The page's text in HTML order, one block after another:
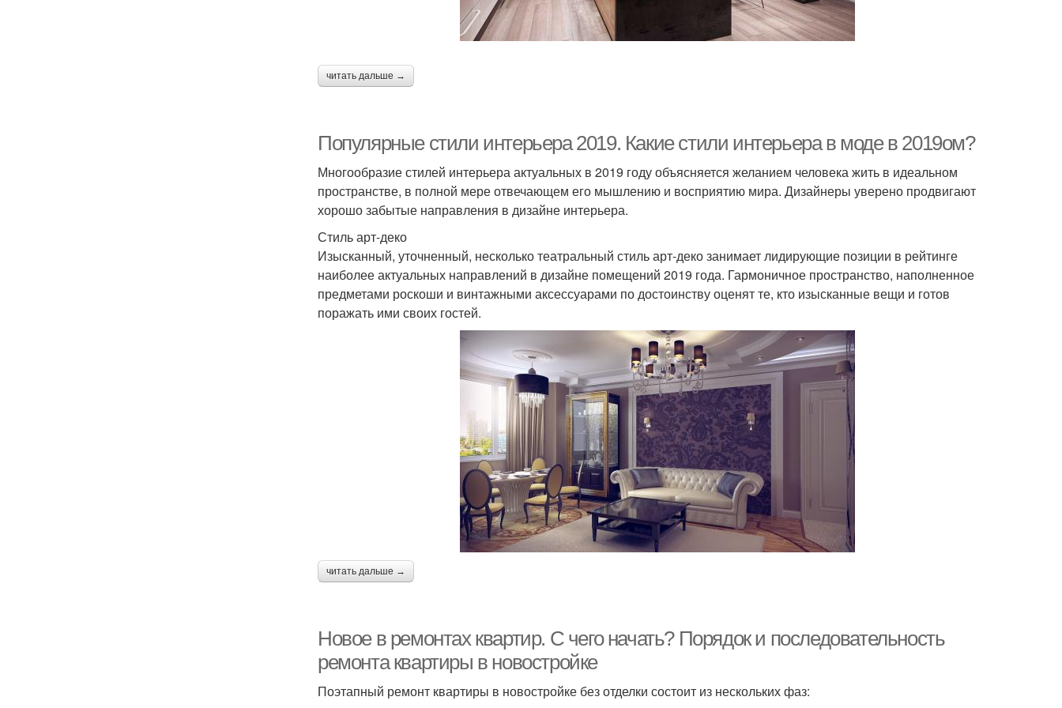
читать дальше →
Популярные стили интерьера 2019. Какие стили интерьера в моде в 2019ом?
Многообразие стилей интерьера актуальных в 2019 году объясняется желанием человека жить в идеальном
пространстве, в полной мере отвечающем его мышлению и восприятию мира. Дизайнеры уверено продвигают
хорошо забытые направления в дизайне интерьера.
Стиль арт-деко
Изысканный, уточненный, несколько театральный стиль арт-деко занимает лидирующие позиции в рейтинге
наиболее актуальных направлений в дизайне помещений 2019 года. Гармоничное пространство, наполненное
предметами роскоши и винтажными аксессуарами по достоинству оценят те, кто изысканные вещи и готов
поражать ими своих гостей.
читать дальше →
Новое в ремонтах квартир. С чего начать? Порядок и последовательность
ремонта квартиры в новостройке
Поэтапный ремонт квартиры в новостройке без отделки состоит из нескольких фаз: